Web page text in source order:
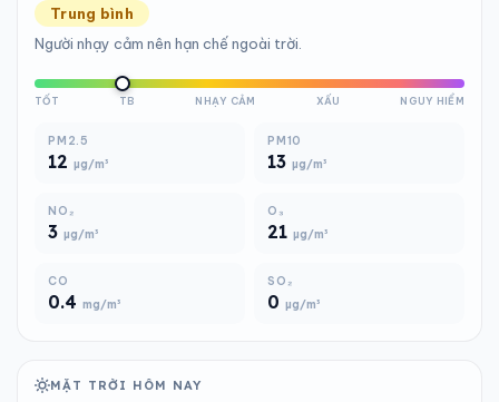
Trung bình
Người nhạy cảm nên hạn chế ngoài trời.
TỐT TB NHẠY CẢM XẤU NGUY HIỂM
PM2.5
12 µg/m³
PM10
13 µg/m³
NO₂
3 µg/m³
O₃
21 µg/m³
CO
0.4 mg/m³
SO₂
0 µg/m³
MẶT TRỜI HÔM NAY